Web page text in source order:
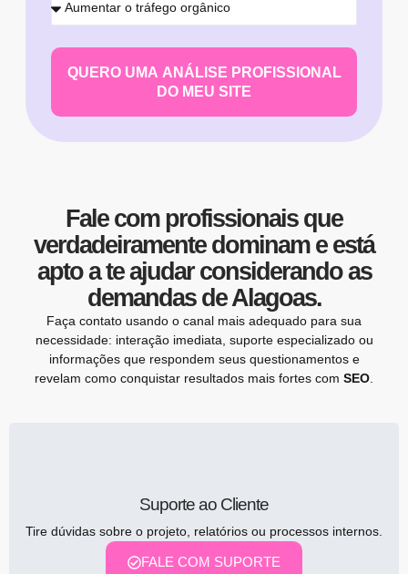
QUERO UMA ANÁLISE PROFISSIONAL
DO MEU SITE
Fale com profissionais que
verdadeiramente dominam e está
apto a te ajudar considerando as
demandas de Alagoas.
Faça contato usando o canal mais adequado para sua
necessidade: interação imediata, suporte especializado ou
informações que respondem seus questionamentos e
revelam como conquistar resultados mais fortes com SEO.
Suporte ao Cliente
Tire dúvidas sobre o projeto, relatórios ou processos internos.
FALE COM SUPORTE